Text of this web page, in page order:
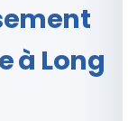
à Long